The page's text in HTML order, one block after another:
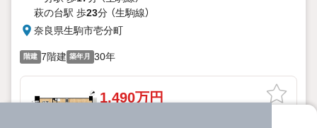
萩の台駅 歩23分 （生駒線）
奈良県生駒市壱分町
階建 7階建 築年月 30年
1,490万円